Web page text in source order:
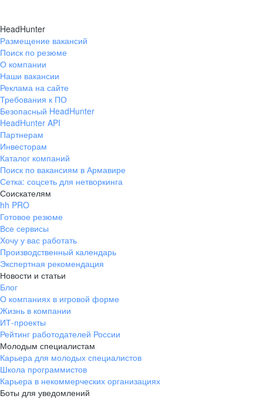
HeadHunter
Размещение вакансий
Поиск по резюме
О компании
Наши вакансии
Реклама на сайте
Требования к ПО
Безопасный HeadHunter
HeadHunter API
Партнерам
Инвесторам
Каталог компаний
Поиск по вакансиям в Армавире
Сетка: соцсеть для нетворкинга
Соискателям
hh PRO
Готовое резюме
Все сервисы
Хочу у вас работать
Производственный календарь
Экспертная рекомендация
Новости и статьи
Блог
О компаниях в игровой форме
Жизнь в компании
ИТ-проекты
Рейтинг работодателей России
Молодым специалистам
Карьера для молодых специалистов
Школа программистов
Карьера в некоммерческих организациях
Боты для уведомлений